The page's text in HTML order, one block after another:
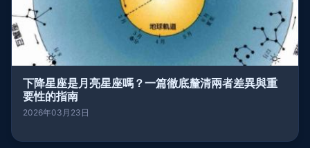
下降星座是月亮星座嗎？一篇徹底釐清兩者差異與重
要性的指南
2026年03月23日